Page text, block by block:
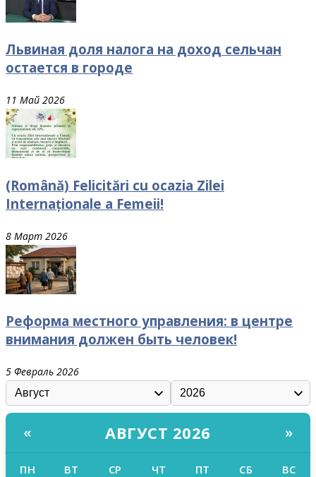
Львиная доля налога на доход сельчан
остается в городе
11 Май 2026
(Română) Felicitări cu ocazia Zilei
Internaționale a Femeii!
8 Март 2026
Реформа местного управления: в центре
внимания должен быть человек!
5 Февраль 2026
« АВГУСТ 2026 »
ПН ВТ СР ЧТ ПТ СБ ВС